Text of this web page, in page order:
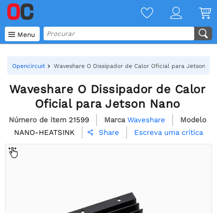
 Menu
Opencircuit Waveshare O Dissipador de Calor Oficial para Jetson
Waveshare O Dissipador de Calor
Oficial para Jetson Nano
Número de item 21599 Marca Waveshare
Modelo
NANO-HEATSINK
 Share Escreva uma crítica